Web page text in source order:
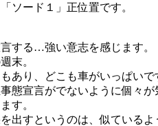
ソード１」正位置です。
する…強い意志を感じます。
末。
あり、どこも車がいっぱいで
態宣言がでないように個々
す。
出すというのは、似ているよ